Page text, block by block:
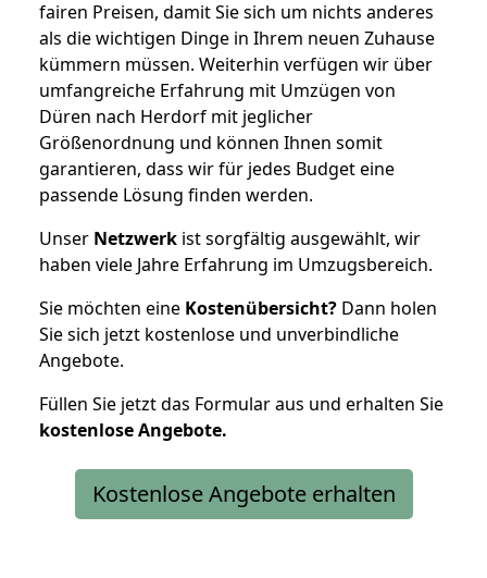
fairen Preisen, damit Sie sich um nichts anderes
als die wichtigen Dinge in Ihrem neuen Zuhause
kümmern müssen. Weiterhin verfügen wir über
umfangreiche Erfahrung mit Umzügen von
Düren nach Herdorf mit jeglicher
Größenordnung und können Ihnen somit
garantieren, dass wir für jedes Budget eine
passende Lösung finden werden.
Unser Netzwerk ist sorgfältig ausgewählt, wir
haben viele Jahre Erfahrung im Umzugsbereich.
Sie möchten eine Kostenübersicht? Dann holen
Sie sich jetzt kostenlose und unverbindliche
Angebote.
Füllen Sie jetzt das Formular aus und erhalten Sie
kostenloseAngebote.
Kostenlose Angebote erhalten